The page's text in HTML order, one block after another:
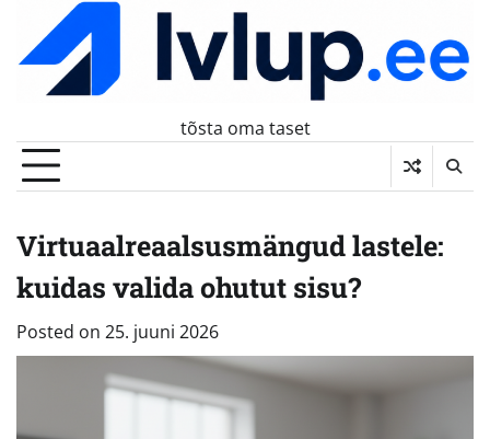
content
tõsta oma taset
Virtuaalreaalsusmängud lastele:
kuidas valida ohutut sisu?
Posted on 25. juuni 2026